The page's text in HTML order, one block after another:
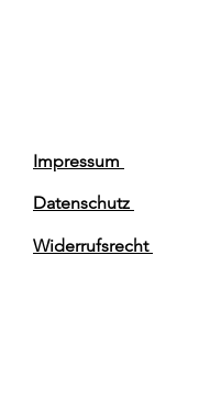
Impressum
Datenschutz
Widerrufsrecht